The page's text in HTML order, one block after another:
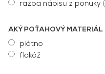
razba nápisu z ponuky
AKÝ POŤAHOVÝ MATERIÁL
plátno
flokáž